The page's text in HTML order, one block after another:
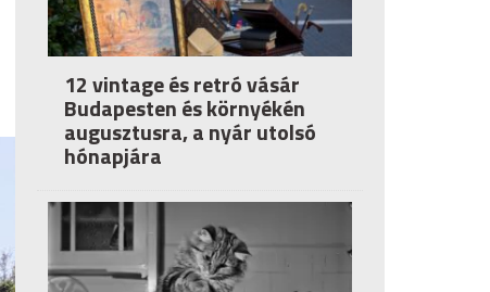
12 vintage és retró vásár
Budapesten és környékén
augusztusra, a nyár utolsó
hónapjára